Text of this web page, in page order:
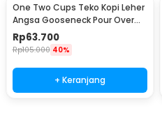
One Two Cups Teko Kopi Leher
Angsa Gooseneck Pour Over
Drip Kettle 350ml - AA049
Rp63.700
Rp105.000 40%
+ Keranjang